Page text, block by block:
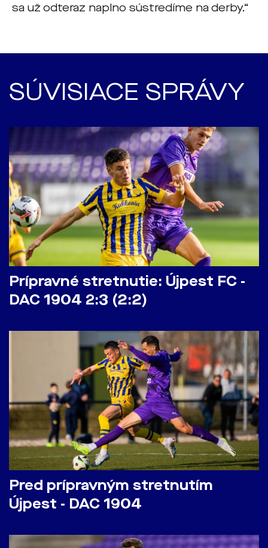
sa už odteraz naplno sústredíme na derby.“
SÚVISIACE SPRÁVY
Prípravné stretnutie: Újpest FC -
DAC 1904 2:3 (2:2)
Pred prípravným stretnutím
Újpest - DAC 1904